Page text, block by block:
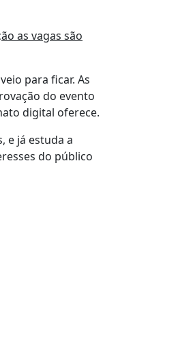
as vagas são
para ficar. As
do evento
digital oferece.
e já estuda a
do público